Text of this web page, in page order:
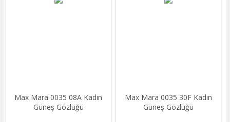
Max Mara 0035 08A Kadın
Güneş Gözlüğü
Max Mara 0035 30F Kadın
Güneş Gözlüğü